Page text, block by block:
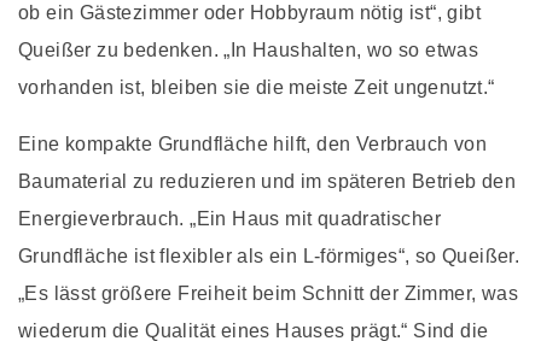
ob ein Gästezimmer oder Hobbyraum nötig ist“, gibt
Queißer zu bedenken. „In Haushalten, wo so etwas
vorhanden ist, bleiben sie die meiste Zeit ungenutzt.“
Eine kompakte Grundfläche hilft, den Verbrauch von
Baumaterial zu reduzieren und im späteren Betrieb den
Energieverbrauch. „Ein Haus mit quadratischer
Grundfläche ist flexibler als ein L-förmiges“, so Queißer.
„Es lässt größere Freiheit beim Schnitt der Zimmer, was
wiederum die Qualität eines Hauses prägt.“ Sind die